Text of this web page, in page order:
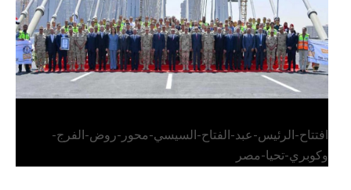
افتتاح-الرئيس-عبد-الفتاح-السيسي-محور-روض-الفرج-
وكوبري-تحيا-مصر